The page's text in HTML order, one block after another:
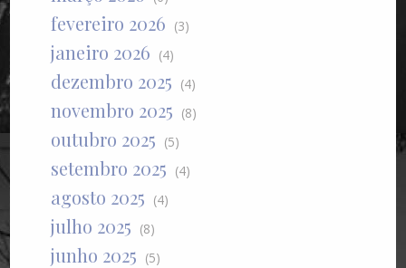
fevereiro 2026 (3)
janeiro 2026 (4)
dezembro 2025 (4)
novembro 2025 (8)
outubro 2025 (5)
setembro 2025 (4)
agosto 2025 (4)
julho 2025 (8)
junho 2025 (5)